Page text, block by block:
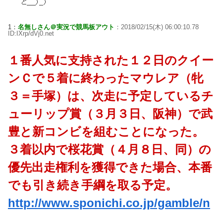
1： 名無しさん＠実況で競馬板アウト ：2018/02/15(木) 06:00:10.78
ID:IXrp/dVj0.net
１番人気に支持された１２日のクイー
ンＣで５着に終わったマウレア（牝
３＝手塚）は、次走に予定しているチ
ューリップ賞（３月３日、阪神）で武
豊と新コンビを組むことになった。
３着以内で桜花賞（４月８日、同）の
優先出走権利を獲得できた場合、本番
でも引き続き手綱を取る予定。
http://www.sponichi.co.jp/gamble/n